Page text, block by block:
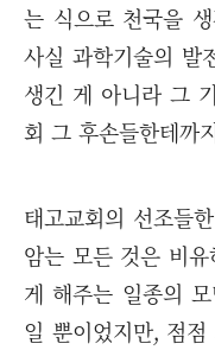
는 식으로 천국을
사실 과학기술의 발
생긴 게 아니라 그
회 그 후손들한테까
태고교회의 선조들
암는 모든 것은 비
게 해주는 일종의
일 뿐이었지만, 점